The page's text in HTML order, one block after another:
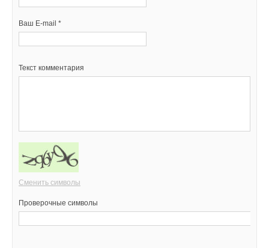
Ваш E-mail *
Текст комментария
Сменить символы
Проверочные символы